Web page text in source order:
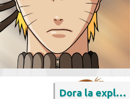
Dora la exploradora